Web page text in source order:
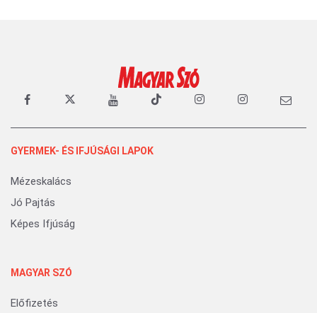
GYERMEK- ÉS IFJÚSÁGI LAPOK
Mézeskalács
Jó Pajtás
Képes Ifjúság
MAGYAR SZÓ
Előfizetés